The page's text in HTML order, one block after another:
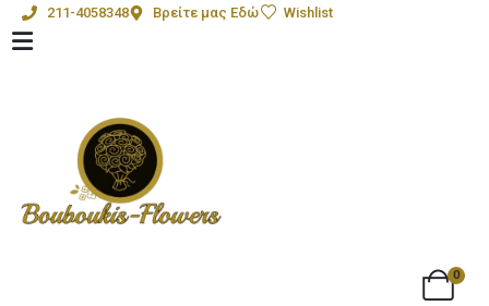
211-4058348 Βρείτε μας Εδώ Wishlist
0